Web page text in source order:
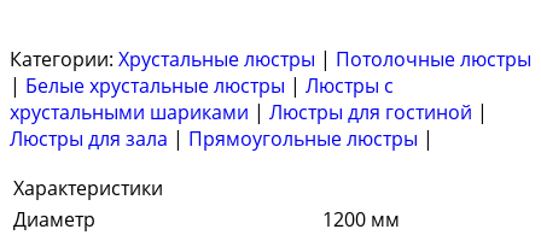
Категории: Хрустальные люстры | Потолочные люстры
| Белые хрустальные люстры | Люстры с
хрустальными шариками | Люстры для гостиной |
Люстры для зала | Прямоугольные люстры |
Характеристики
Диаметр
1200 мм